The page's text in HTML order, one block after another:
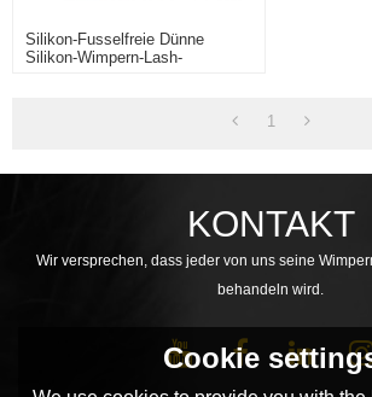
Silikon-Fusselfreie Dünne
Silikon-Wimpern-Lash-
1
KONTAKT
Wir versprechen, dass jeder von uns seine
behandeln wird.
Cookie